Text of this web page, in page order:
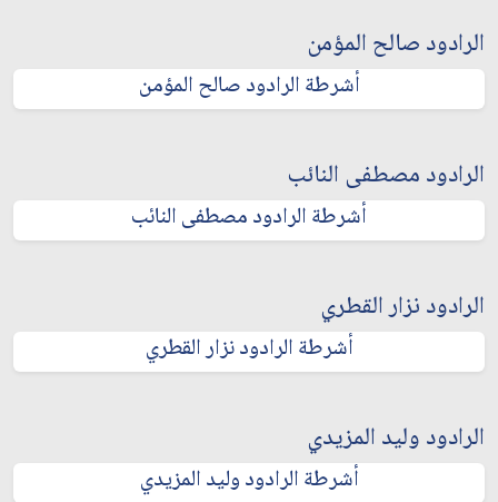
الرادود صالح المؤمن
أشرطة الرادود صالح المؤمن
الرادود مصطفى النائب
أشرطة الرادود مصطفى النائب
الرادود نزار القطري
أشرطة الرادود نزار القطري
الرادود وليد المزيدي
أشرطة الرادود وليد المزيدي